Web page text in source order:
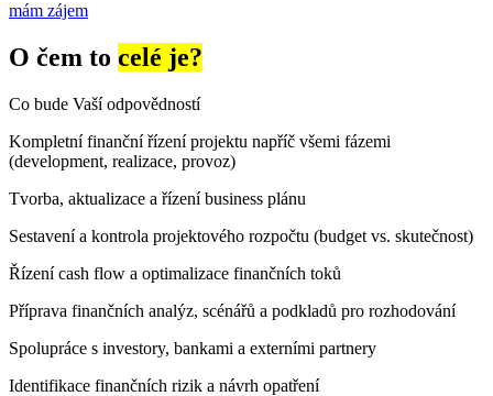
mám zájem
O čem to celé je?
Co bude Vaší odpovědností
Kompletní finanční řízení projektu napříč všemi fázemi
(development, realizace, provoz)
Tvorba, aktualizace a řízení business plánu
Sestavení a kontrola projektového rozpočtu (budget vs. skutečnost)
Řízení cash flow a optimalizace finančních toků
Příprava finančních analýz, scénářů a podkladů pro rozhodování
Spolupráce s investory, bankami a externími partnery
Identifikace finančních rizik a návrh opatření